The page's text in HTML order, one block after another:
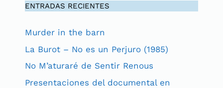
ENTRADAS RECIENTES
Murder in the barn
La Burot – No es un Perjuro (1985)
No M’aturaré de Sentir Renous
Presentaciones del documental en